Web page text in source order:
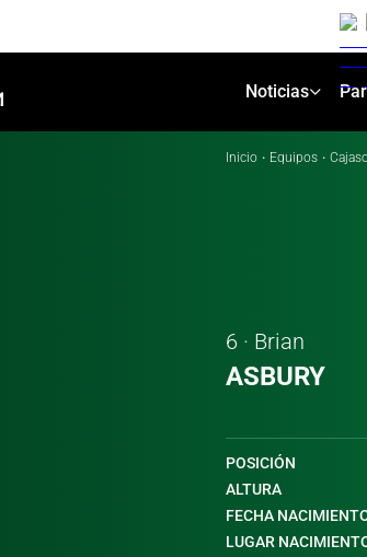
Noticias
Inicio · Equipos ·
6 · Brian
ASBURY
POSICIÓN
ALTURA
FECHA
LUGAR